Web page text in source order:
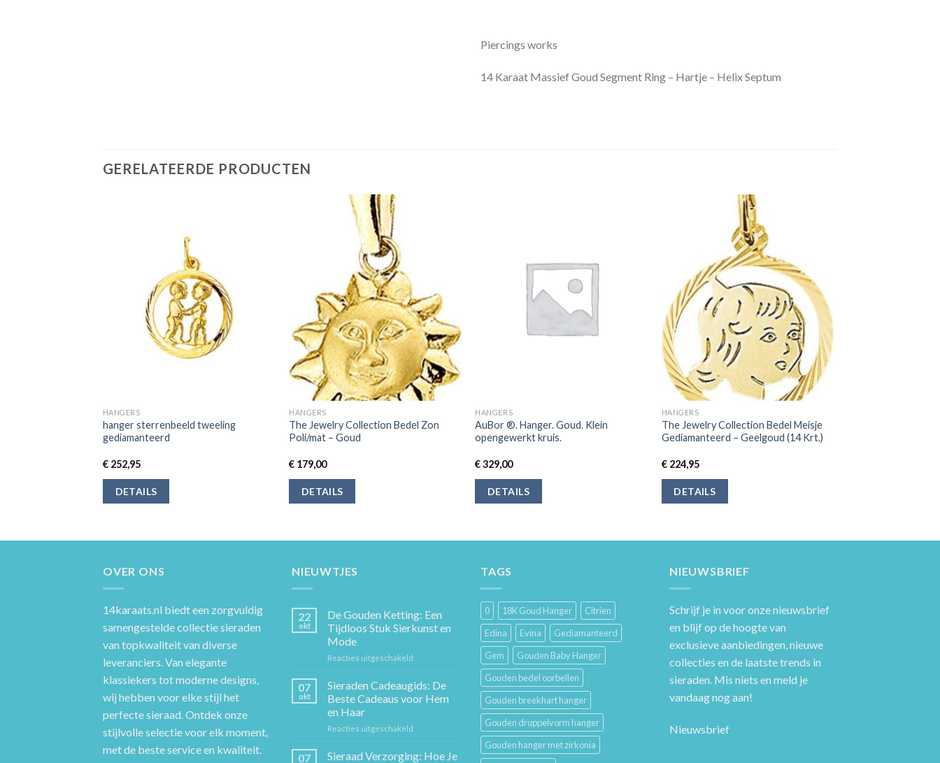
Piercings works
14 Karaat Massief Goud Segment Ring – Hartje – Helix Septum
GERELATEERDE PRODUCTEN
HANGERS
hanger sterrenbeeld tweeling
gediamanteerd
€252,95
DETAILS
HANGERS
The Jewelry Collection Bedel Zon
Poli/mat – Goud
€ 179,00
DETAILS
HANGERS
AuBor ®. Hanger. Goud. Klein
opengewerkt kruis.
€329,00
DETAILS
HANGERS
The Jewelry Collection Bedel Meisje
Gediamanteerd – Geelgoud (14 Krt.)
€224,95
DETAILS
OVER ONS
14karaats.nl biedt een zorgvuldig
samengestelde collectie sieraden
van topkwaliteit van diverse
leveranciers. Van elegante
klassiekers tot moderne designs,
wij hebben voor elke stijl het
perfecte sieraad. Ontdek onze
stijlvolle selectie voor elk moment,
met de beste service en kwaliteit.
NIEUWTJES
22
okt
De Gouden Ketting: Een
Tijdloos Stuk Sierkunst en
Mode
Reacties uitgeschakeld
Gouden
Ketting:
Een
07
okt
Sieraden Cadeaugids: De
Beste Cadeaus voor Hem
en Haar
Reacties uitgeschakeld
Cadeaugids:
07
Sieraad Verzorging: Hoe Je
TAGS
0 18K Goud Hanger
Citrien
Edina
Evina
Gediamanteerd
Gem
Gouden Baby Hanger
Gouden bedel oorbellen
Gouden breekhart hanger
Gouden druppelvorm hanger
Gouden hanger met zirkonia
NIEUWSBRIEF
Schrijf je in voor onze nieuwsbrief
en blijf op de hoogte van
exclusieve aanbiedingen, nieuwe
collecties en de laatste trends in
sieraden. Mis niets en meld je
vandaag nog aan!
Nieuwsbrief